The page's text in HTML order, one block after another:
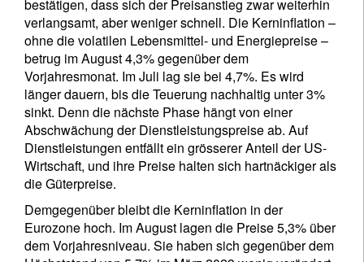
bestätigen, dass sich der Preisanstieg zwar weiterhin
verlangsamt, aber weniger schnell. Die Kerninflation –
ohne die volatilen Lebensmittel- und Energiepreise –
betrug im August 4,3% gegenüber dem
Vorjahresmonat. Im Juli lag sie bei 4,7%. Es wird
länger dauern, bis die Teuerung nachhaltig unter 3%
sinkt. Denn die nächste Phase hängt von einer
Abschwächung der Dienstleistungspreise ab. Auf
Dienstleistungen entfällt ein grösserer Anteil der US-
Wirtschaft, und ihre Preise halten sich hartnäckiger als
die Güterpreise.
Demgegenüber bleibt die Kerninflation in der
Eurozone hoch. Im August lagen die Preise 5,3% über
dem Vorjahresniveau. Sie haben sich gegenüber dem